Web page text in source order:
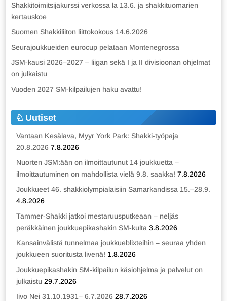
Shakkitoimitsijakurssi verkossa la 13.6. ja shakkituomarien
kertauskoe
Suomen Shakkiliiton liittokokous 14.6.2026
Seurajoukkueiden eurocup pelataan Montenegrossa
JSM-kausi 2026–2027 – liigan sekä I ja II divisioonan ohjelmat
on julkaistu
Vuoden 2027 SM-kilpailujen haku avattu!
Uutiset
Vantaan Kesälava, Myyr York Park: Shakki-työpaja
20.8.2026 7.8.2026
Nuorten JSM:ään on ilmoittautunut 14 joukkuetta –
ilmoittautuminen on mahdollista vielä 9.8. saakka! 7.8.2026
Joukkueet 46. shakkiolympialaisiin Samarkandissa 15.–28.9.
4.8.2026
Tammer-Shakki jatkoi mestaruusputkeaan – neljäs
peräkkäinen joukkuepikashakin SM-kulta 3.8.2026
Kansainvälistä tunnelmaa joukkueblixteihin – seuraa yhden
joukkueen suoritusta livenä! 1.8.2026
Joukkuepikashakin SM-kilpailun käsiohjelma ja palvelut on
julkaistu 29.7.2026
Iivo Nei 31.10.1931– 6.7.2026 28.7.2026